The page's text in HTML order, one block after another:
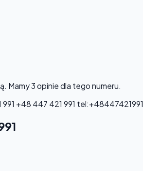
. Mamy 3 opinie dla tego numeru.
+48 447 421 991 tel:+48447421991